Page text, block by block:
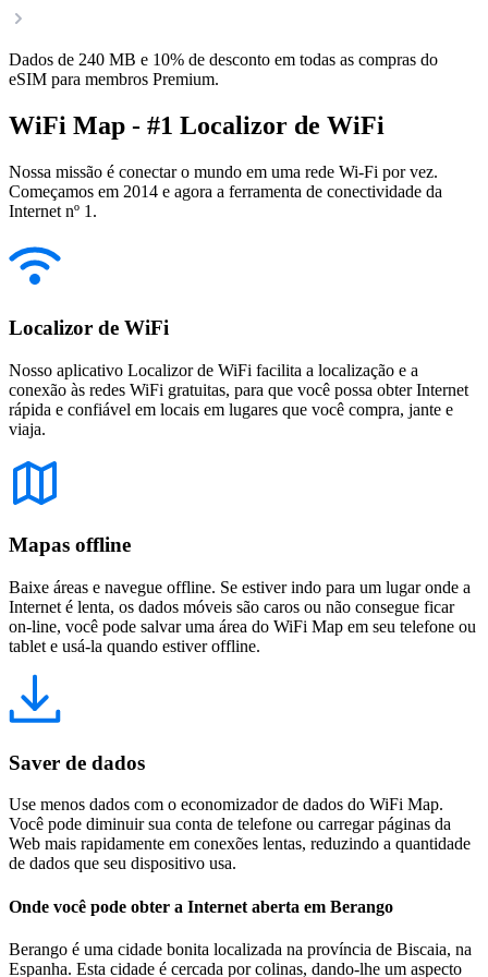
Dados de 240 MB e 10% de desconto em todas as compras do
eSIM para membros Premium.
WiFi Map - #1 Localizor de WiFi
Nossa missão é conectar o mundo em uma rede Wi-Fi por vez.
Começamos em 2014 e agora a ferramenta de conectividade da
Internet nº 1.
Localizor de WiFi
Nosso aplicativo Localizor de WiFi facilita a localização e a
conexão às redes WiFi gratuitas, para que você possa obter Internet
rápida e confiável em locais em lugares que você compra, jante e
viaja.
Mapas offline
Baixe áreas e navegue offline. Se estiver indo para um lugar onde a
Internet é lenta, os dados móveis são caros ou não consegue ficar
on-line, você pode salvar uma área do WiFi Map em seu telefone ou
tablet e usá-la quando estiver offline.
Saver de dados
Use menos dados com o economizador de dados do WiFi Map.
Você pode diminuir sua conta de telefone ou carregar páginas da
Web mais rapidamente em conexões lentas, reduzindo a quantidade
de dados que seu dispositivo usa.
Onde você pode obter a Internet aberta em Berango
Berango é uma cidade bonita localizada na província de Biscaia, na
Espanha. Esta cidade é cercada por colinas, dando-lhe um aspecto